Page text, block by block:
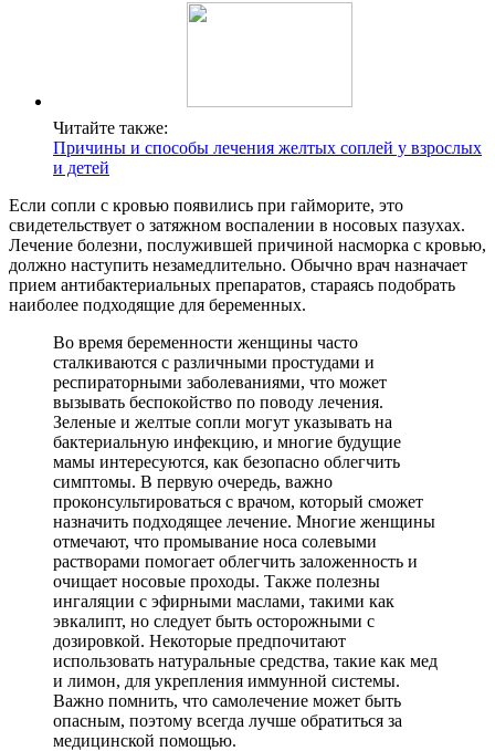
Читайте также:
Причины и способы лечения желтых соплей у взрослых
и детей
Если сопли с кровью появились при гайморите, это
свидетельствует о затяжном воспалении в носовых пазухах.
Лечение болезни, послужившей причиной насморка с кровью,
должно наступить незамедлительно. Обычно врач назначает
прием антибактериальных препаратов, стараясь подобрать
наиболее подходящие для беременных.
Во время беременности женщины часто
сталкиваются с различными простудами и
респираторными заболеваниями, что может
вызывать беспокойство по поводу лечения.
Зеленые и желтые сопли могут указывать на
бактериальную инфекцию, и многие будущие
мамы интересуются, как безопасно облегчить
симптомы. В первую очередь, важно
проконсультироваться с врачом, который сможет
назначить подходящее лечение. Многие женщины
отмечают, что промывание носа солевыми
растворами помогает облегчить заложенность и
очищает носовые проходы. Также полезны
ингаляции с эфирными маслами, такими как
эвкалипт, но следует быть осторожными с
дозировкой. Некоторые предпочитают
использовать натуральные средства, такие как мед
и лимон, для укрепления иммунной системы.
Важно помнить, что самолечение может быть
опасным, поэтому всегда лучше обратиться за
медицинской помощью.